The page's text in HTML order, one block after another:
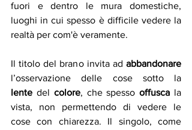
fuori e dentro le mura domestiche,
luoghi in cui spesso è difficile vedere la
realtà per com'è veramente.
Il titolo del brano invita ad abbandonare
lente del colore, che spesso offusca la
vista, non permettendo di vedere le
cose con chiarezza. Il singolo, come